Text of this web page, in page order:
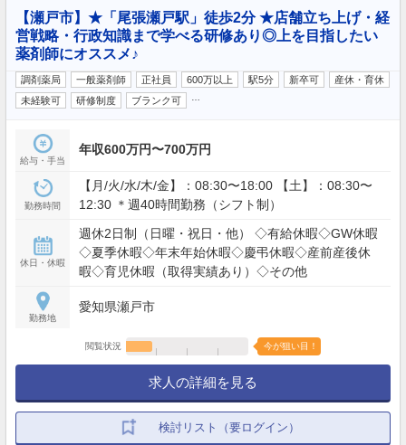
【瀬戸市】★「尾張瀬戸駅」徒歩2分 ★店舗立ち上げ・経
営戦略・行政知識まで学べる研修あり◎上を目指したい
薬剤師にオススメ♪
調剤薬局 一般薬剤師 正社員 600万以上 駅5分 新卒可
産休・育休
未経験可
研修制度 ブランク可
給与・手当
年収600万円〜700万円
勤務時間
【月/火/水/木/金】：08:30〜18:00 【土】：08:30〜
12:30 ＊週40時間勤務（シフト制）
休日・休暇
週休2日制（日曜・祝日・他） ◇有給休暇◇GW休暇
◇夏季休暇◇年末年始休暇◇慶弔休暇◇産前産後休
暇◇育児休暇（取得実績あり）◇その他
勤務地
愛知県瀬戸市
閲覧状況 今が狙い目！
求人の詳細を見る
検討リスト（要ログイン）